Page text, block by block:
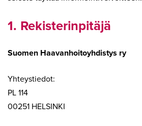
1. Rekisterinpitäjä
Suomen Haavanhoitoyhdistys ry
Yhteystiedot:
PL 114
00251 HELSINKI